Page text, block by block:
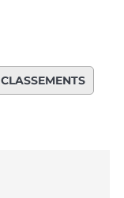
CLASSEMENTS